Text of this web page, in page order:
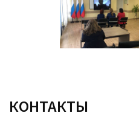
КОНТАКТЫ